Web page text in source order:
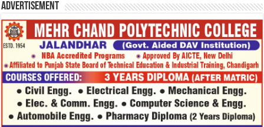
Advertisement